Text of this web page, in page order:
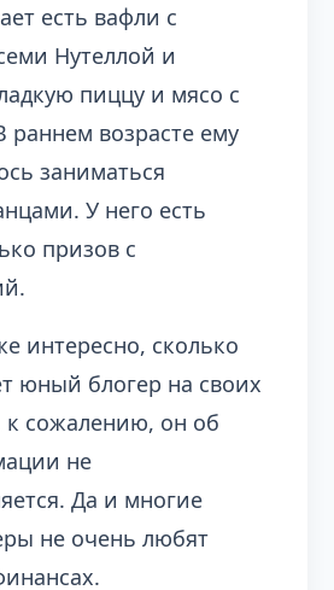
есть вафли с
Нутеллой и
пиццу и мясо с
раннем возрасте ему
заниматься
У него есть
призов с
интересно, сколько
юный блогер на своих
к сожалению, он об
не
Да и многие
не очень любят